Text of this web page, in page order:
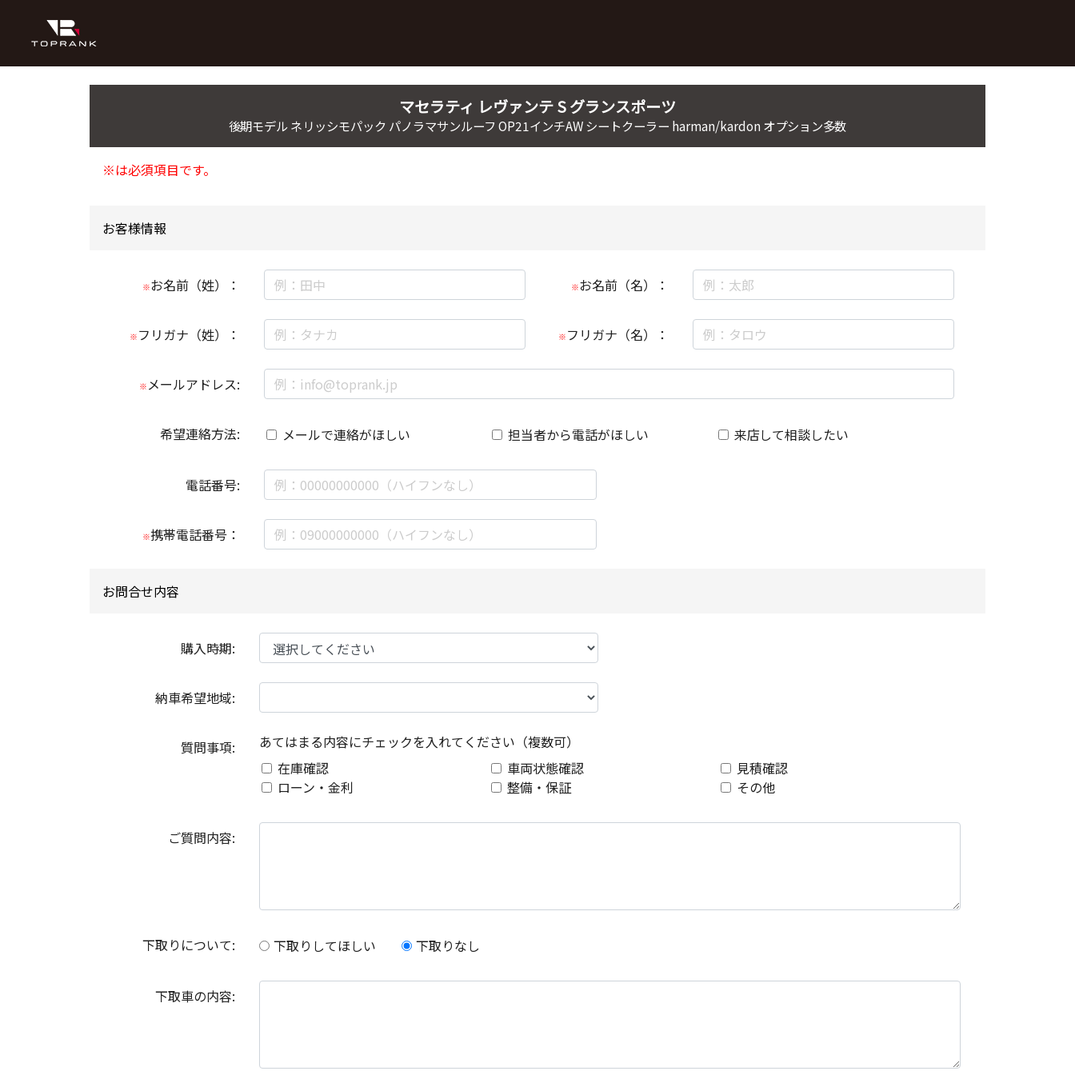
マセラティ レヴァンテS グランスポーツ
後期モデル ネリッシモパック パノラマサンルーフ OP21インチAW シートクーラー harman/kardon オプション多数
※は必須項目です。
お客様情報
※お名前（姓）： ※お名前（名）：
※ フリガナ（姓）： ※ フリガナ（名）：
※ メールアドレス:
希望連絡方法: メールで連絡がほしい 担当者から電話がほしい 来店して相談したい
電話番号:
※携帯電話番号：
お問合せ内容
購入時期:
納車希望地域:
質問事項: あてはまる内容にチェックを入れて ください（複数可）
在庫確認
車両状態確認
見積確認
ローン・金利
整備・保証 その他
ご質問内容:
下取りについて: 下取りしてほしい 下取りなし
下取車の内容: